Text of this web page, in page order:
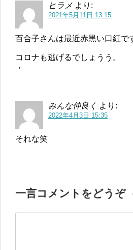
ヒラメ より:
2021年5月11日 13:15
百合子さんは最近赤黒い口紅
コロナも逃げるでしょうう。
・
みんな仲良く より:
2022年4月3日 15:35
それな笑
一言コメントをどうぞ